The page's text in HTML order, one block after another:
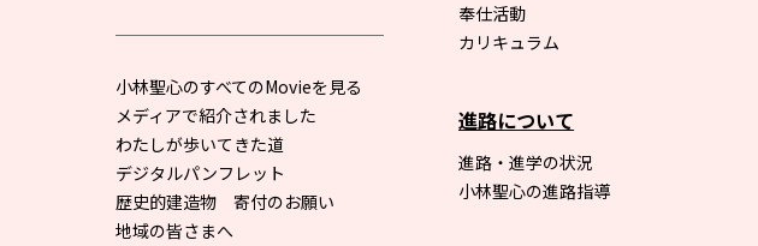
小林聖心のすべてのMovieを見る
メディアで紹介されました
わたしが歩いてきた道
デジタルパンフレット
歴史的建造物 寄付のお願い
地域の皆さまへ
奉仕活動
カリキュラム
進路について
進路・進学の状況
小林聖心の進路指導